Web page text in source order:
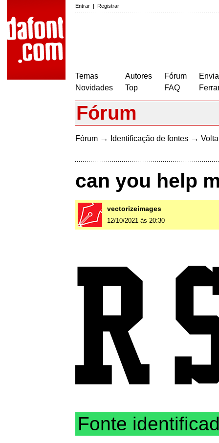
Entrar | Registrar
Temas
Novidades
Autores
Top
Fórum
FAQ
Fórum
Fórum → Identificação de fontes →
can you help
vectorizeimages
12/10/2021 às 20:30
Fonte